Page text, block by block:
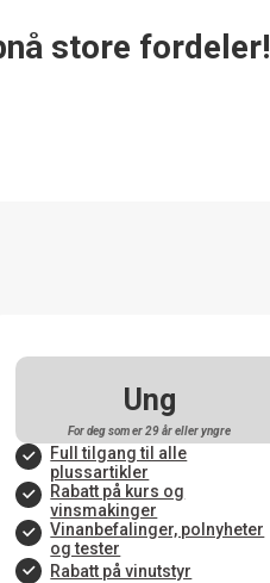
store fordeler!
Ung
For deg som er 29 år eller yngre
Full tilgang til alle
plussartikler
Rabatt på kurs og
vinsmakinger
Vinanbefalinger, polnyheter
og tester
Rabatt på vinutstyr